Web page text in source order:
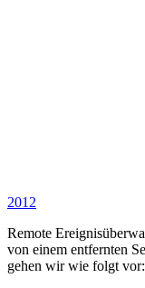
2012
Remote
von einem entfernten
gehen wir wie folgt